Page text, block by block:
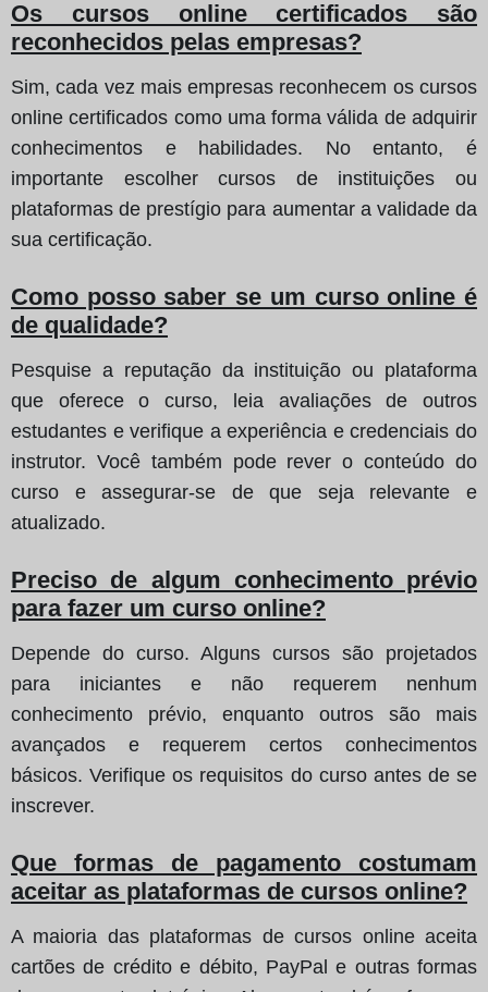
Os cursos online certificados são
reconhecidos pelas empresas?
Sim, cada vez mais empresas reconhecem os cursos
online certificados como uma forma válida de adquirir
conhecimentos e habilidades. No entanto, é
importante escolher cursos de instituições ou
plataformas de prestígio para aumentar a validade da
sua certificação.
Como posso saber se um curso online é
de qualidade?
Pesquise a reputação da instituição ou plataforma
que oferece o curso, leia avaliações de outros
estudantes e verifique a experiência e credenciais do
instrutor. Você também pode rever o conteúdo do
curso e assegurar-se de que seja relevante e
atualizado.
Preciso de algum conhecimento prévio
para fazer um curso online?
Depende do curso. Alguns cursos são projetados
para iniciantes e não requerem nenhum
conhecimento prévio, enquanto outros são mais
avançados e requerem certos conhecimentos
básicos. Verifique os requisitos do curso antes de se
inscrever.
Que formas de pagamento costumam
aceitar as plataformas de cursos online?
A maioria das plataformas de cursos online aceita
cartões de crédito e débito, PayPal e outras formas